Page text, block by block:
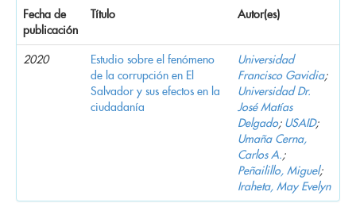
Fecha de
publicación
Título Autor(es)
2020
Estudio sobre el fenómeno
de la corrupción en El
Salvador y sus efectos en la
ciudadanía
Universidad
Francisco Gavidia;
Universidad Dr.
José Matías
Delgado; USAID;
Umaña Cerna,
Carlos A.;
Peñailillo, Miguel;
Iraheta, May Evelyn